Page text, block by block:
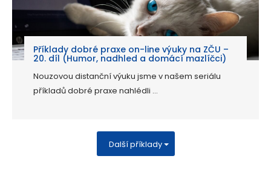
Příklady dobré praxe on-line výuky na ZČU –
20. díl (Humor, nadhled a domácí mazlíčci)
Nouzovou distanční výuku jsme v našem seriálu
příkladů dobré praxe nahlédli ...
Další příklady